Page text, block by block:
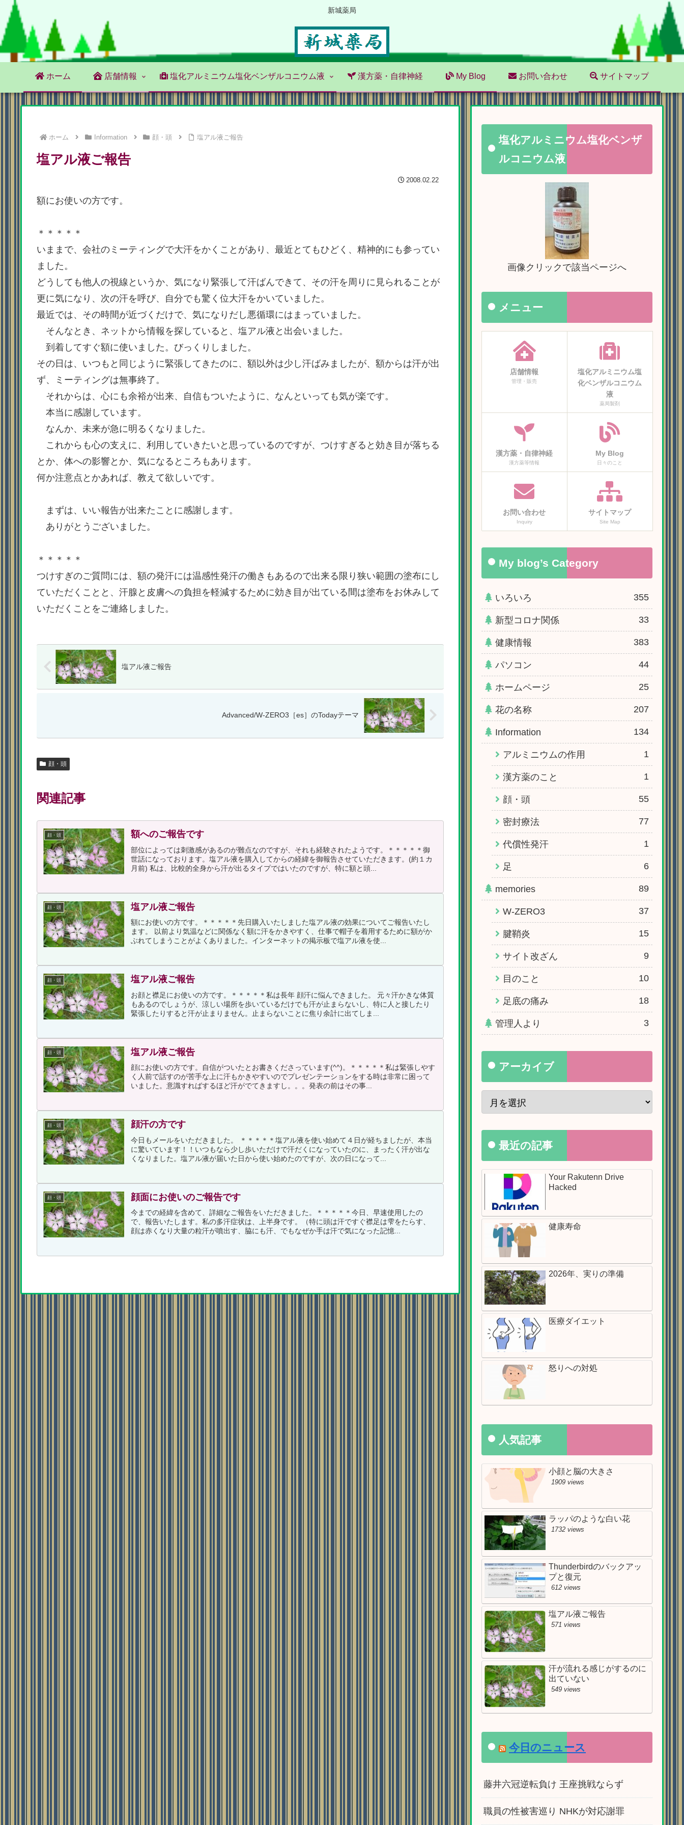
新城薬局
ホーム 店舗情報 塩化アルミニウム塩化ベンザルコニウム液 漢方薬・自律神経 My Blog お問い合わせ サイトマップ
ホーム Information 顔・頭 塩アル液ご報告
塩アル液ご報告
2008.02.22
額にお使いの方です。
＊＊＊＊＊
いままで、会社のミーティングで大汗をかくことがあり、最近とてもひどく、精神的にも参ってい
ました。
どうしても他人の視線というか、気になり緊張して汗ばんできて、その汗を周りに見られることが
更に気になり、次の汗を呼び、自分でも驚く位大汗をかいていました。
最近では、その時間が近づくだけで、気になりだし悪循環にはまっていました。
そんなとき、ネットから情報を探していると、塩アル液と出会いました。
到着してすぐ額に使いました。びっくりしました。
その日は、いつもと同じように緊張してきたのに、額以外は少し汗ばみましたが、額からは汗が出
ず、ミーティングは無事終了。
それからは、心にも余裕が出来、自信もついたように、なんといっても気が楽です。
本当に感謝しています。
なんか、未来が急に明るくなりました。
これからも心の支えに、利用していきたいと思っているのですが、つけすぎると効き目が落ちる
とか、体への影響とか、気になるところもあります。
何か注意点とかあれば、教えて欲しいです。
まずは、いい報告が出来たことに感謝します。
ありがとうございました。
＊＊＊＊＊
つけすぎのご質問には、額の発汗には温感性発汗の働きもあるので出来る限り狭い範囲の塗布にし
ていただくことと、汗腺と皮膚への負担を軽減するために効き目が出ている間は塗布をお休みして
いただくことをご連絡しました。
塩アル液ご報告
Advanced/W-ZERO3［es］のTodayテーマ
顔・頭
関連記事
顔・頭 額へのご報告です
部位によっては刺激感があるのが難点なのですが、それも経験されたようです。＊＊＊＊＊御
世話になっております。塩アル液を購入してからの経緯を御報告させていただきます。(約１カ
月前) 私は、比較的全身から汗が出るタイプではいたのですが、特に額と頭...
顔・頭 塩アル液ご報告
額にお使いの方です。＊＊＊＊＊先日購入いたしました塩アル液の効果についてご報告いたし
ます。 以前より気温などに関係なく額に汗をかきやすく、仕事で帽子を着用するために額がか
ぶれてしまうことがよくありました。インターネットの掲示板で塩アル液を使...
顔・頭 塩アル液ご報告
お顔と襟足にお使いの方です。＊＊＊＊＊私は長年 顔汗に悩んできました。 元々汗かきな体質
もあるのでしょうが、涼しい場所を歩いているだけでも汗が止まらないし、特に人と接したり
緊張したりすると汗が止まりません。止まらないことに焦り余計に出てしま...
顔・頭 塩アル液ご報告
顔にお使いの方です。自信がついたとお書きくださっています(^^)。＊＊＊＊＊私は緊張しやす
く人前で話すのが苦手な上に汗もかきやすいのでプレゼンテーションをする時は非常に困って
いました。意識すればするほど汗がでてきますし。。。発表の前はその事...
顔・頭 顔汗の方です
今日もメールをいただきました。 ＊＊＊＊＊塩アル液を使い始めて４日が経ちましたが、本当
に驚いています！！いつもなら少し歩いただけで汗だくになっていたのに、まったく汗が出な
くなりました。塩アル液が届いた日から使い始めたのですが、次の日になって...
顔・頭 顔面にお使いのご報告です
今までの経緯を含めて、詳細なご報告をいただきました。＊＊＊＊＊今日、早速使用したの
で、報告いたします。私の多汗症状は、上半身です。（特に頭は汗ですぐ襟足は雫をたらす、
顔は赤くなり大量の粒汗が噴出す、脇にも汗、でもなぜか手は汗で気になった記憶...
塩化アルミニウム塩化ベンザ
ルコニウム液
画像クリックで該当ページへ
メニュー
店舗情報
管理・販売
塩化アルミニウム塩
化ベンザルコニウム
液
薬局製剤
漢方薬・自律神経
漢方薬等情報
My Blog
日々のこと
お問い合わせ
Inquiry
サイトマップ
Site Map
My blog’s Category
いろいろ 355
新型コロナ関係 33
健康情報 383
パソコン 44
ホームページ 25
花の名称 207
Information 134
アルミニウムの作用 1
漢方薬のこと 1
顔・頭 55
密封療法 77
代償性発汗 1
足 6
memories 89
W-ZERO3 37
腱鞘炎 15
サイト改ざん 9
目のこと 10
足底の痛み 18
管理人より 3
アーカイブ
最近の記事
Your Rakutenn Drive
Hacked
健康寿命
2026年、実りの準備
医療ダイエット
怒りへの対処
人気記事
小顔と脳の大きさ
1909 views
ラッパのような白い花
1732 views
Thunderbirdのバックアッ
プと復元
612 views
塩アル液ご報告
571 views
汗が流れる感じがするのに
出ていない
549 views
今日のニュース
藤井六冠逆転負け 王座挑戦ならず
職員の性被害巡り NHKが対応謝罪